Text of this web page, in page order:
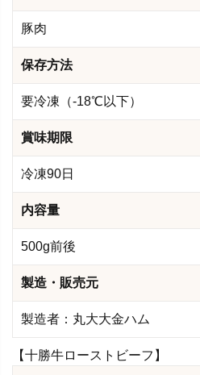
豚肉
保存方法
要冷凍（-18℃以下）
賞味期限
冷凍90日
内容量
500g前後
製造・販売元
製造者：丸大大金ハム
【十勝牛ローストビーフ】